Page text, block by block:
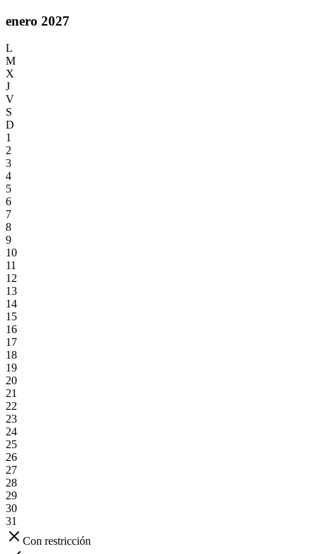
enero 2027
L
M
X
J
V
S
D
1
2
3
4
5
6
7
8
9
10
11
12
13
14
15
16
17
18
19
20
21
22
23
24
25
26
27
28
29
30
31
Con restricción